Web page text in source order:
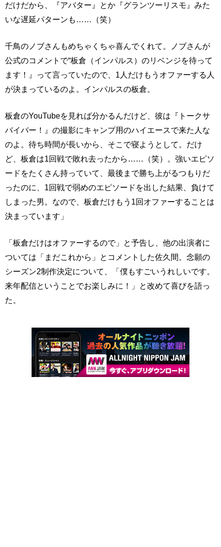
だけだから、『アバター』とか『グランツーリスモ』みた
いな遅延パターンも……（笑）
千鳥のノブさんもめちゃくちゃ喜んでくれて。ノブさんが
公式のコメントで“板倉（インパルス）のリベンジを待って
ます！』って言っていたので、1人だけもうオファーする人
が決まっているのよ。インパルスの板倉。
板倉のYouTubeを見れば分かるんだけど、彼は『トークサ
バイバー！』の撮影にキャンプ用のハイエースで来た人な
のよ。待ち時間が長いから、そこで寝ようとして。だけ
ど、板倉は1回戦で敗れ去ったから……（笑）。強いエピソ
ードをたくさん持っていて、最後まで勝ち上がるつもりだ
ったのに、1回戦で弱めのエピソードを出した結果、負けて
しまった男。なので、板倉だけもう1回オファーすることは
決まっています」
「板倉だけはオファーするので」と予告し、他の出演者に
ついては「まだこれから」とコメントした佐久間。念願の
シーズン2制作決定について、「僕もすごいうれしいです。
来年配信ということでお楽しみに！」と改めて喜びを語っ
た。